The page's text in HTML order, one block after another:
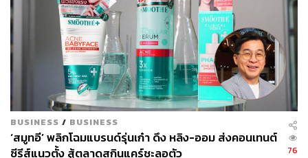
BUSINESS / BUSINESS
‘สมูทอี’ พลิกโฉมแบรนด์รุ่นเก๋า ดึง หลิง-ออม ส่งคอนเทนต์
ซีรีส์แนวตั้ง สู้ตลาดสกินแคร์ชะลอตัว
76